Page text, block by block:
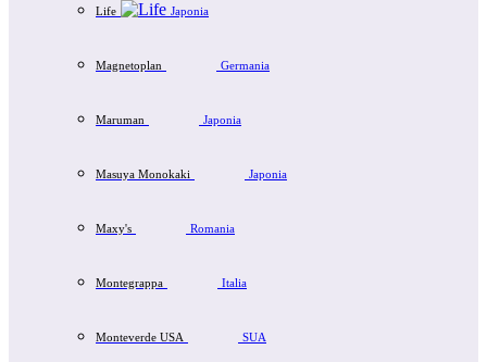
Life
Japonia
Magnetoplan Germania
Maruman Japonia
Masuya Monokaki Japonia
Maxy's Romania
Montegrappa Italia
Monteverde USA SUA